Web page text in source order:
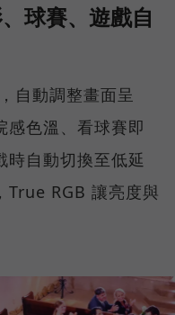
球賽、遊戲自
自動調整畫面呈
感色溫、看球賽即
時自動切換至低延
True RGB 讓亮度與